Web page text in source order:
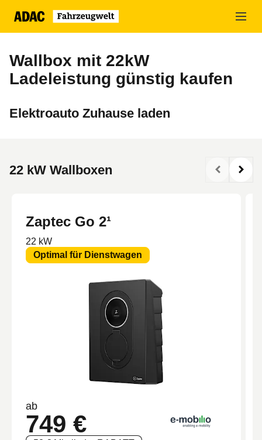
Wallbox mit 22kW
Ladeleistung günstig kaufen
Elektroauto Zuhause laden
22 kW Wallboxen
Zaptec Go 2¹
22 kW
Optimal für Dienstwagen
ab
749 €